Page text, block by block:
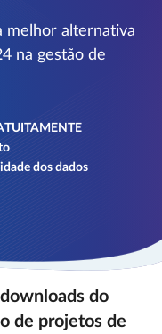
melhor alternativa
na gestão de
dos dados
do
de projetos de